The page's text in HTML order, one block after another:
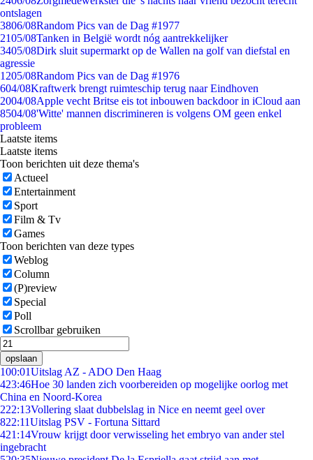
ontslagen
3806/08Random Pics van de Dag #1977
2105/08Tanken in België wordt nóg aantrekkelijker
3405/08Dirk sluit supermarkt op de Wallen na golf van diefstal en
agressie
1205/08Random Pics van de Dag #1976
604/08Kraftwerk brengt ruimteschip terug naar Eindhoven
2004/08Apple vecht Britse eis tot inbouwen backdoor in iCloud aan
8504/08'Witte' mannen discrimineren is volgens OM geen enkel
probleem
Laatste items
Laatste items
Toon berichten uit deze thema's
Actueel
Entertainment
Sport
Film & Tv
Games
Toon berichten van deze types
Weblog
Column
(P)review
Special
Poll
Scrollbar gebruiken
opslaan
100:01Uitslag AZ - ADO Den Haag
423:46Hoe 30 landen zich voorbereiden op mogelijke oorlog met
China en Noord-Korea
222:13Vollering slaat dubbelslag in Nice en neemt geel over
822:11Uitslag PSV - Fortuna Sittard
421:14Vrouw krijgt door verwisseling het embryo van ander stel
ingebracht